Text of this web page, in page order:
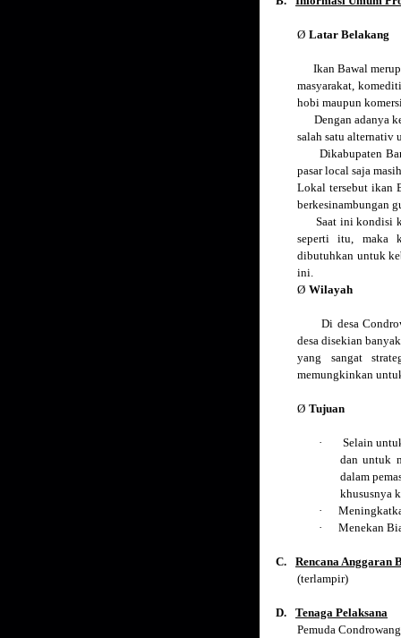
Ø Latar Belakang
Ikan Bawal
masyarakat,
hobi maupun
Dengan adanya
salah satu alternativ
Dikabupaten
pasar local saja
Lokal tersebut ikan
berkesinambungan
Saat ini kondisi
seperti itu, maka
dibutuhkan untuk
ini.
Ø Wilayah
Di desa
desa disekian
yang sangat
memungkinkan
Ø Tujuan
·
Selain
dan untuk
dalam
khususnya
·
·
Menekan
C.
Rencana Anggaran
(terlampir)
D.
Tenaga Pelaksana
Pemuda